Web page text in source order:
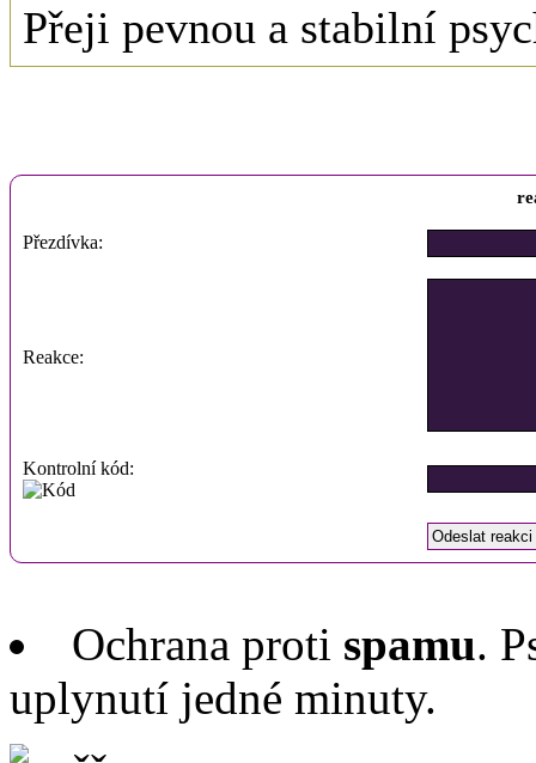
Přeji pevnou a stabilní
Přezdívka:
Reakce:
Kontrolní kód:
Ochrana proti spamu.
uplynutí jedné minuty.